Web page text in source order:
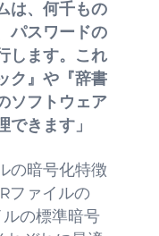
は、何千もの
パスワードの
します。これ
ク』や『辞書
ソフトウェア
できます」
の暗号化特徴
ファイルの
の標準暗号